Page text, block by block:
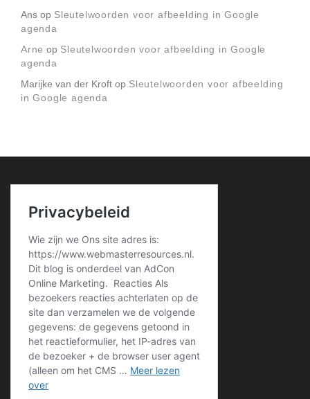
Ans op Sleutelwoorden voor afbeelding in Google
agenda
Arne op Sleutelwoorden voor afbeelding in Google
agenda
Marijke van der Kroft op Sleutelwoorden voor afbeelding
in Google agenda